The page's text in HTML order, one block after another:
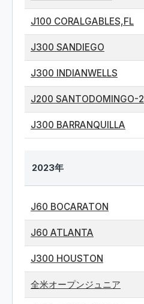
J100 CORALGABLES,FL
J300 SANDIEGO
J300 INDIANWELLS
J200 SANTODOMINGO-2
J300 BARRANQUILLA
2023年
J60 BOCARATON
J60 ATLANTA
J300 HOUSTON
全米オープンジュニア